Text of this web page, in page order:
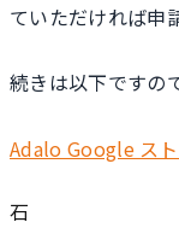
ていただければ申
続きは以下ですの
Adalo Google ス
石